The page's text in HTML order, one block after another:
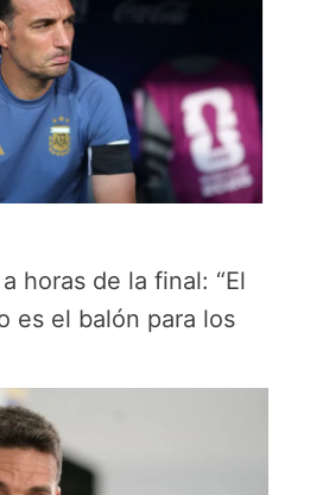
horas de la final: “El
es el balón para los